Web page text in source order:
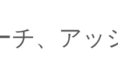
チ、アッ